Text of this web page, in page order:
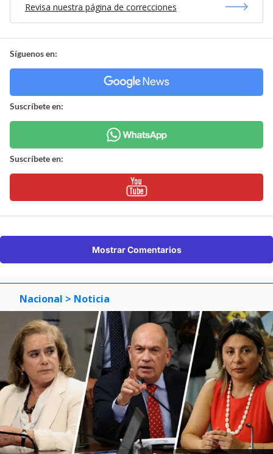
Revisa nuestra página de correcciones
Síguenos en:
Suscríbete en:
Suscríbete en:
Mostrar Comentarios
Nacional > Noticia